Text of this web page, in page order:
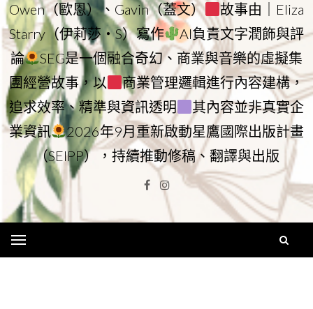
Owen（歐恩）、Gavin（蓋文）
故事由｜Eliza
Starry（伊莉莎・S）寫作
AI負責文字潤飾與評
論
SEG是一個融合奇幻、商業與音樂的虛擬集
團經營故事，以
商業管理邏輯進行內容建構，
追求效率、精準與資訊透明
其內容並非真實企
業資訊
2026年9月重新啟動星鷹國際出版計畫
（SEIPP），持續推動修稿、翻譯與出版
Facebook
Instagram